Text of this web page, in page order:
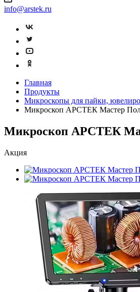
info@arstek.ru
Главная
Продукты
Микроскопы для пайки,
Микроскоп АРСТЕК Мастер
Микроскоп АРСТЕК
Акция